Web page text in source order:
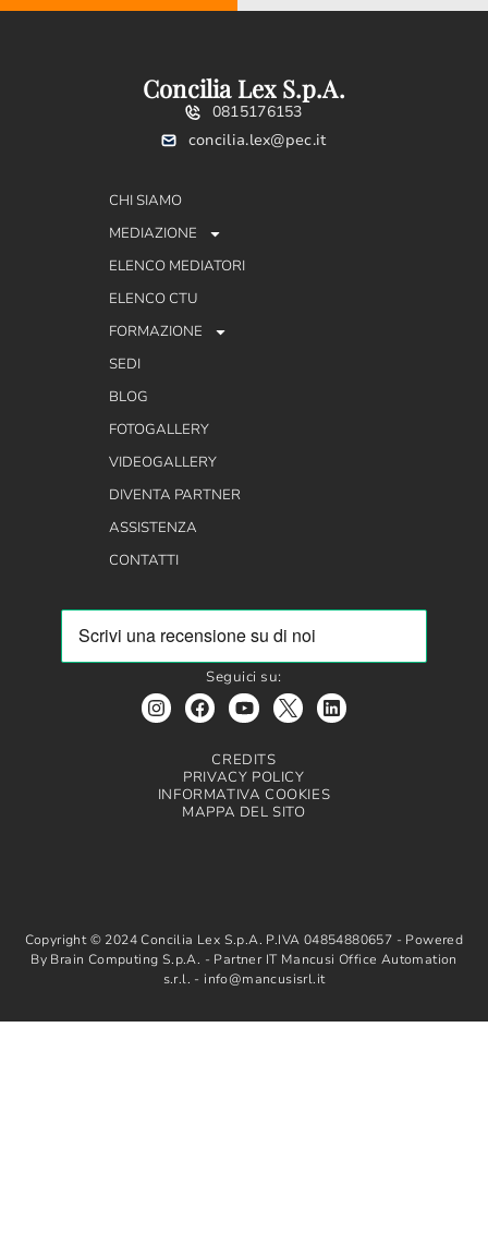
Concilia Lex S.p.A.
0815176153
concilia.lex@pec.it
CHI SIAMO
MEDIAZIONE
ELENCO MEDIATORI
ELENCO CTU
FORMAZIONE
SEDI
BLOG
FOTOGALLERY
VIDEOGALLERY
DIVENTA PARTNER
ASSISTENZA
CONTATTI
Seguici su:
CREDITS
PRIVACY POLICY
INFORMATIVA COOKIES
MAPPA DEL SITO
Copyright © 2024 Concilia Lex S.p.A. P.IVA 04854880657 - Powered
By Brain Computing S.p.A. - Partner IT Mancusi Office Automation
s.r.l. - info@mancusisrl.it